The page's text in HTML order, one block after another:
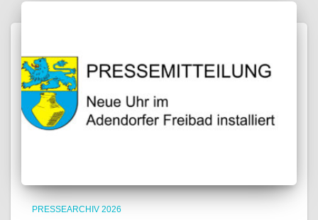
PRESSEARCHIV 2026